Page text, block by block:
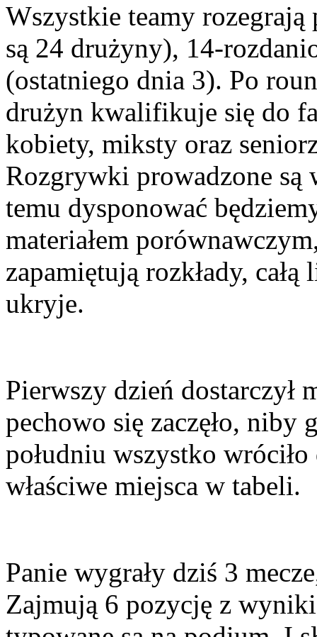
Wszystkie teamy
są 24 drużyny), 14-
(ostatniego dnia 3). Po
drużyn kwalifikuje się do
kobiety, miksty oraz
Rozgrywki prowadzone są
temu dysponować
materiałem
zapamiętują rozkłady,
ukryje.
Pierwszy dzień dostarczył
pechowo się zaczęło,
południu wszystko
właściwe miejsca w tabeli.
Panie wygrały dziś 3
Zajmują 6 pozycję z